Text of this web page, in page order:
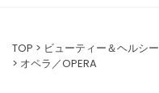
TOP ビューティー＆ヘルシー
オペラ／OPERA